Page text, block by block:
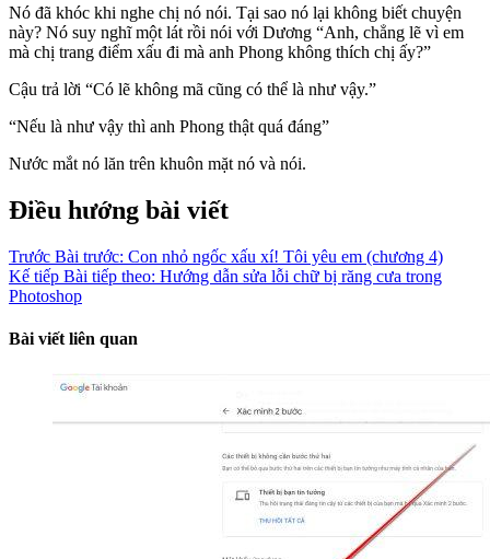
Nó đã khóc khi nghe chị nó nói. Tại sao nó lại không biết chuyện
này? Nó suy nghĩ một lát rồi nói với Dương “Anh, chẳng lẽ vì em
mà chị trang điểm xấu đi mà anh Phong không thích chị ấy?”
Cậu trả lời “Có lẽ không mã cũng có thể là như vậy.”
“Nếu là như vậy thì anh Phong thật quá đáng”
Nước mắt nó lăn trên khuôn mặt nó và nói.
Điều hướng bài viết
Trước Bài trước: Con nhỏ ngốc xấu xí! Tôi yêu em (chương 4)
Kế tiếp Bài tiếp theo: Hướng dẫn sửa lỗi chữ bị răng cưa trong
Photoshop
Bài viết liên quan